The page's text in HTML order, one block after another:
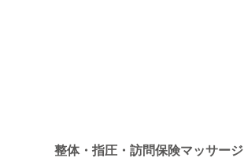
整体・指圧・訪問保険マッサージ